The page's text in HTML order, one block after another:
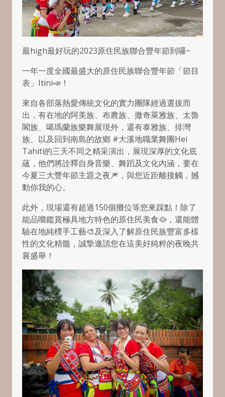
最high最好玩的2023原住民族聯合豐年節到囉~
一年一度全國最盛大的原住民族聯合豐年節「節目
表」Itini📣！
來自各部落熱愛傳統文化的實力團隊經過選拔而
出，有在地的阿美族、布農族、撒奇萊雅族、太魯
閣族、噶瑪蘭族樂舞展現外，還有泰雅族、排灣
族、以及回到南島的故鄉 #大溪地職業舞團Hei
Tahiti的三天不同之精采演出，展現深厚的文化底
蘊，他們將詮釋自身音樂、舞蹈及文化內涵，要在
今夏三大豐年節主題之夜🎆，與您近距離接觸，撼
動你我的心。
此外，現場還有超過150個攤位等您來踩點！除了
能品嚐鑑賞極具地方特色的原住民美食🥘，還能體
驗在地純樸手工藝🎨及深入了解原住民族豐富多樣
性的文化精髓，誠摯邀請您在這美好純粹的夜晚共
襄盛舉！